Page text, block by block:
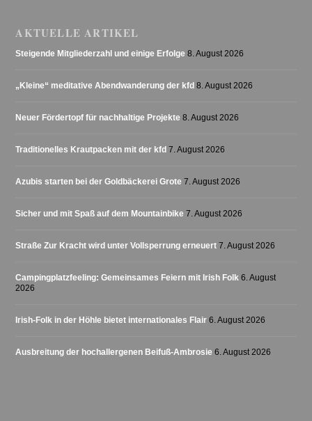
AKTUELLE ARTIKEL
Steigende Mitgliederzahl und einige Erfolge 8. August 2026
„Kleine“ meditative Abendwanderung der kfd 8. August 2026
Neuer Fördertopf für nachhaltige Projekte 8. August 2026
Traditionelles Krautpacken mit der kfd 7. August 2026
Azubis starten bei der Goldbäckerei Grote 7. August 2026
Sicher und mit Spaß auf dem Mountainbike 7. August 2026
Straße Zur Kracht wird unter Vollsperrung erneuert 7. August 2026
Campingplatzfeeling: Gemeinsames Feiern mit Irish Folk 6. August
2026
Irish-Folk in der Höhle bietet internationales Flair 6. August 2026
Ausbreitung der hochallergenen Beifuß-Ambrosie 6. August 2026